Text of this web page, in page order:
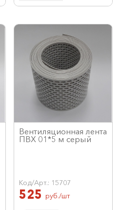
Вентиляционная лента
ПВХ 01*5 м серый
Код/Арт.: 15707
525 руб./шт